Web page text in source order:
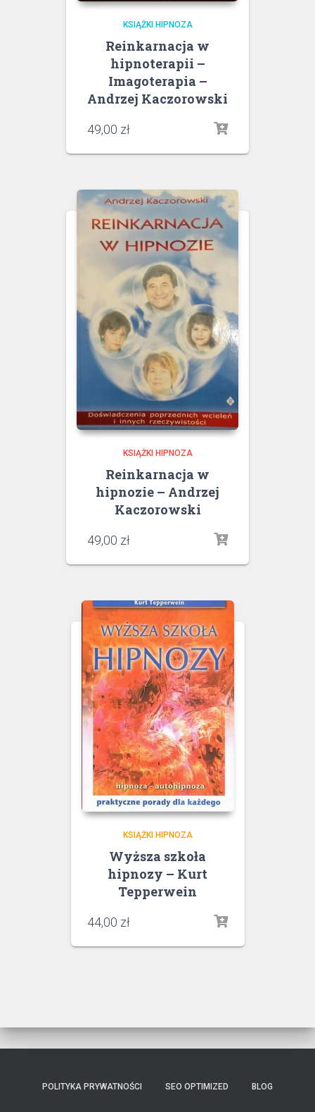
KSIĄŻKI HIPNOZA
Reinkarnacja w
hipnoterapii –
Imagoterapia –
Andrzej Kaczorowski
49,00 zł
KSIĄŻKI HIPNOZA
Reinkarnacja w
hipnozie – Andrzej
Kaczorowski
49,00 zł
KSIĄŻKI HIPNOZA
Wyższa szkoła
hipnozy – Kurt
Tepperwein
44,00 zł
POLITYKA PRYWATNOŚCI SEO OPTIMIZED BLOG